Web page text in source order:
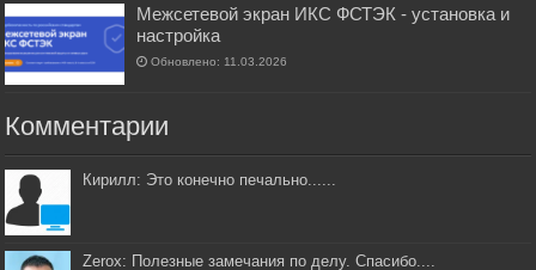
Межсетевой экран ИКС ФСТЭК - установка и
настройка
Обновлено: 11.03.2026
Комментарии
Кирилл: Это конечно печально......
Zerox: Полезные замечания по делу. Спасибо....